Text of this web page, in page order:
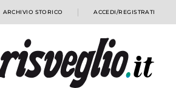
ARCHIVIO STORICO ACCEDI/REGISTRATI